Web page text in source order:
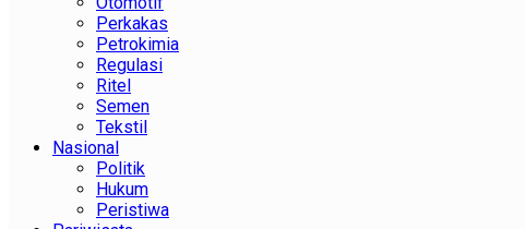
Perkakas
Petrokimia
Regulasi
Ritel
Semen
Tekstil
Nasional
Politik
Hukum
Peristiwa